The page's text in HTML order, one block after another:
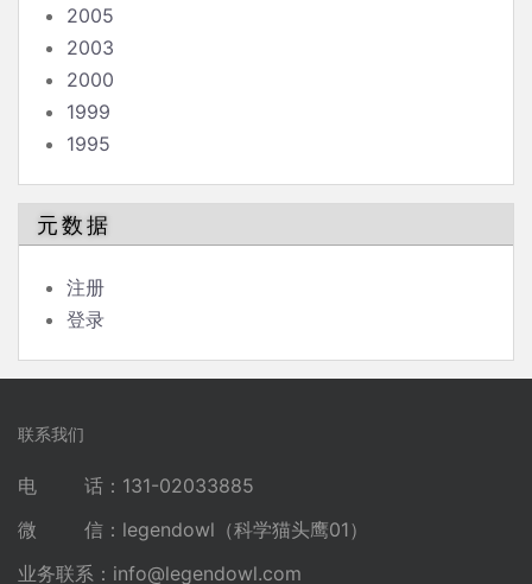
2005
2003
2000
1999
1995
元数据
注册
登录
联系我们
电 话：131-02033885
微 信：legendowl（科学猫头鹰01）
业务联系： info@legendowl.com